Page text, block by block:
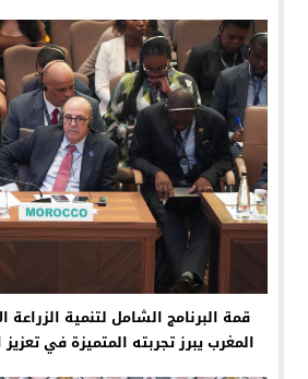
قمة البرنامج الشامل لتنمية الزراعة
المغرب يبرز تجربته المتميزة في